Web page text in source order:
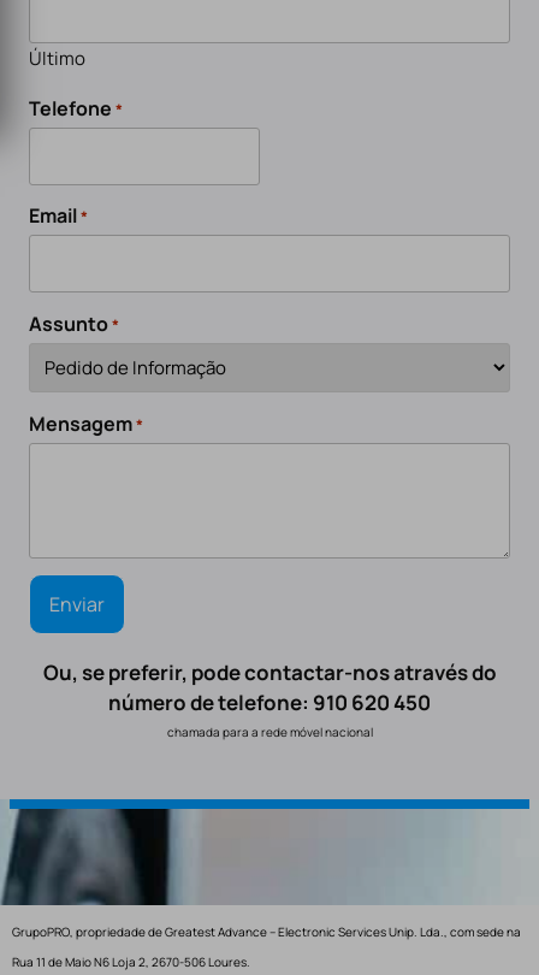
Último
Telefone *
Email*
Assunto*
Mensagem*
Ou, se preferir, pode contactar-nos através do
número de telefone: 910 620 450
chamada para a rede móvel nacional
GrupoPRO, propriedade de Greatest Advance – Electronic Services Unip. Lda., com sede na
Rua 11 de Maio N6 Loja 2, 2670-506 Loures.